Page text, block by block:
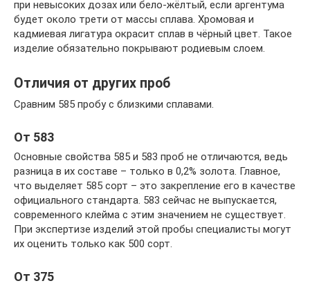
при невысоких дозах или бело-жёлтый, если аргентума
будет около трети от массы сплава. Хромовая и
кадмиевая лигатура окрасит сплав в чёрный цвет. Такое
изделие обязательно покрывают родиевым слоем.
Отличия от других проб
Сравним 585 пробу с близкими сплавами.
От 583
Основные свойства 585 и 583 проб не отличаются, ведь
разница в их составе – только в 0,2% золота. Главное,
что выделяет 585 сорт – это закрепление его в качестве
официального стандарта. 583 сейчас не выпускается,
современного клейма с этим значением не существует.
При экспертизе изделий этой пробы специалисты могут
их оценить только как 500 сорт.
От 375